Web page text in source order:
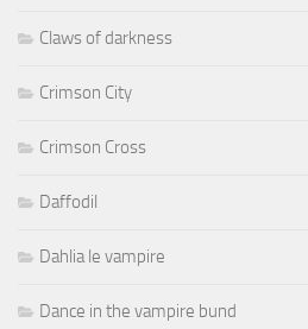
Claws of darkness
Crimson City
Crimson Cross
Daffodil
Dahlia le vampire
Dance in the vampire bund